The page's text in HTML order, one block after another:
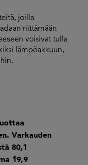
joilla
riittämään
voisivat tulla
lämpöakkuun,
Varkauden
80,1
19,9